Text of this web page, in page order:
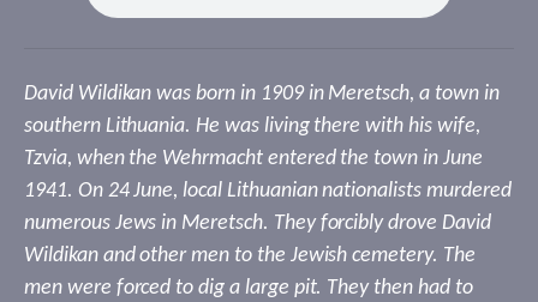
David Wildikan was born in 1909 in Meretsch, a town in
southern Lithuania. He was living there with his wife,
Tzvia, when the Wehrmacht entered the town in June
1941. On 24 June, local Lithuanian nationalists murdered
numerous Jews in Meretsch. They forcibly drove David
Wildikan and other men to the Jewish cemetery. The
men were forced to dig a large pit. They then had to